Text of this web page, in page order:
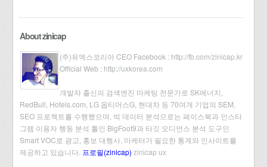
About zinicap
(주)유엑스코리아 CEO Facebook : http://fb.com/zinicap.kr
Official Web : http://uxkorea.com
개발자 출신의 검색엔진 마케팅 전문가로 SK에너지,
RedBull, Hotels.com, LG 옵티머스G, 현대차 등 70여개 기업의 SEM,
SEO 프로젝트를 수행했으며, 빅 데이터 분석으로는 페이스북과 인스타
그램 이용자 행동 분석 툴인 BigFoot9과 타깃 오디언스 분석 도구인
Smart VOC로 광고, 홍보 대행사, 마케터가 필요한 통계와 인사이트를
제공하고 있습니다. 프로필(zinicap) zinicap ux